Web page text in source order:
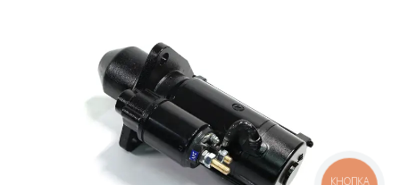
КНОПКА